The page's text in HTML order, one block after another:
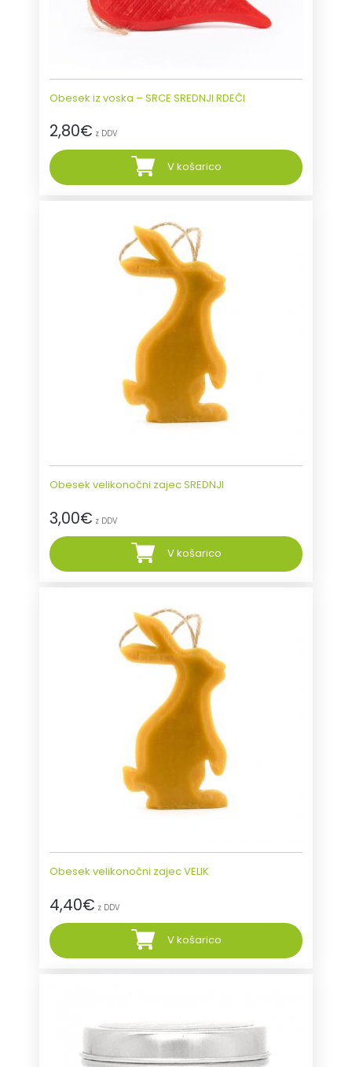
Obesek iz voska – SRCE SREDNJI RDEČI
2,80€ z DDV
V košarico
Obesek velikonočni zajec SREDNJI
3,00€ z DDV
V košarico
Obesek velikonočni zajec VELIK
4,40€ z DDV
V košarico